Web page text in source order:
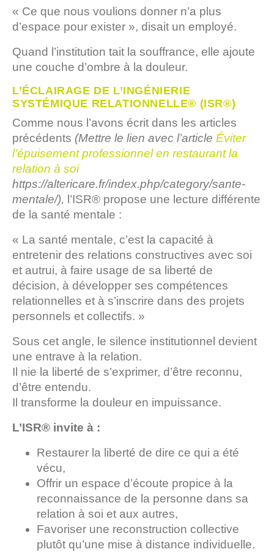
« Ce que nous voulions donner n’a plus
d’espace pour exister », disait un employé.
Quand l’institution tait la souffrance, elle ajoute
une couche d’ombre à la douleur.
L’ÉCLAIRAGE DE L’INGÉNIERIE
SYSTÉMIQUE RELATIONNELLE® (ISR®)
Comme nous l’avons écrit dans les articles
précédents (Mettre le lien avec l’article Éviter
l’épuisement professionnel en restaurant la
relation à soi
https://altericare.fr/index.php/category/sante-
mentale/), l’ISR® propose une lecture différente
de la santé mentale :
« La santé mentale, c’est la capacité à
entretenir des relations constructives avec soi
et autrui, à faire usage de sa liberté de
décision, à développer ses compétences
relationnelles et à s’inscrire dans des projets
personnels et collectifs. »
Sous cet angle, le silence institutionnel devient
une entrave à la relation.
Il nie la liberté de s’exprimer, d’être reconnu,
d’être entendu.
Il transforme la douleur en impuissance.
L’ISR® invite à :
Restaurer la liberté de dire ce qui a été
vécu,
Offrir un espace d’écoute propice à la
reconnaissance de la personne dans sa
relation à soi et aux autres,
Favoriser une reconstruction collective
plutôt qu’une mise à distance individuelle.